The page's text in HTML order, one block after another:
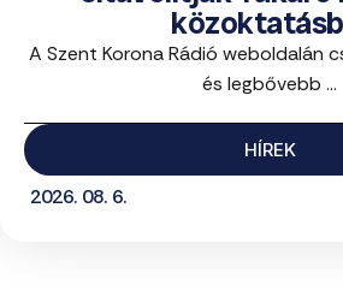
A Szent Korona Rádió weboldalán
és legbővebb ...
HÍREK
2026. 08. 6.